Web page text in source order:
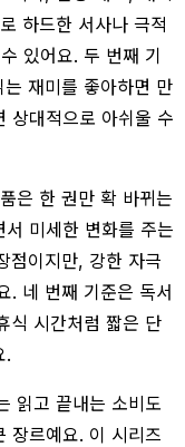
하드한 서사나 극적
있어요. 두 번째 기
재미를 좋아하면 만
상대적으로 아쉬울 수
은 한 권만 확 바뀌는
미세한 변화를 주는
점이지만, 강한 자극
. 네 번째 기준은 독서
식 시간처럼 짧은 단
.
읽고 끝내는 소비도
장르예요. 이 시리즈